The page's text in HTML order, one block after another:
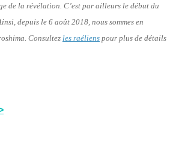
de la révélation. C’est par ailleurs le début du
depuis le 6 août 2018, nous sommes en
Consultez les raéliens pour plus de détails